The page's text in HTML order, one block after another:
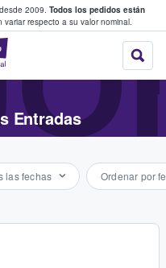
2009. Todos los pedidos están
variar respecto a su valor nominal.
StubHub:
fans
Entradas
las fechas Ordenar por